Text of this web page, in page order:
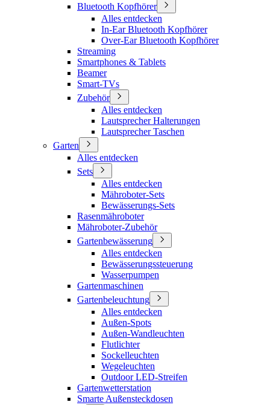
Bluetooth Kopfhörer
Alles entdecken
In-Ear Bluetooth Kopfhörer
Over-Ear Bluetooth Kopfhörer
Streaming
Smartphones & Tablets
Beamer
Smart-TVs
Zubehör
Alles entdecken
Lautsprecher Halterungen
Lautsprecher Taschen
Garten
Alles entdecken
Sets
Alles entdecken
Mähroboter-Sets
Bewässerungs-Sets
Rasenmähroboter
Mähroboter-Zubehör
Gartenbewässerung
Alles entdecken
Bewässerungssteuerung
Wasserpumpen
Gartenmaschinen
Gartenbeleuchtung
Alles entdecken
Außen-Spots
Außen-Wandleuchten
Flutlichter
Sockelleuchten
Wegeleuchten
Outdoor LED-Streifen
Gartenwetterstation
Smarte Außensteckdosen